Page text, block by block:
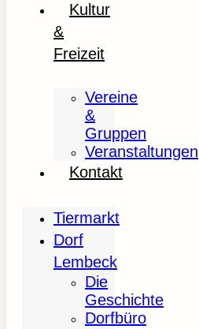
Kultur
&
Freizeit
Vereine
&
Gruppen
Veranstaltungen
Kontakt
Tiermarkt
Dorf
Lembeck
Die
Geschichte
Dorfbüro